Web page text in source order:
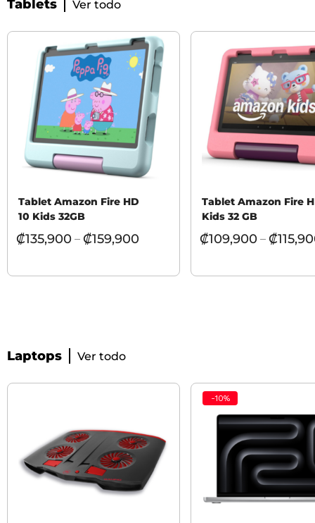
Tablets Ver todo
Tablet Amazon Fire HD
10 Kids 32GB
₡135,900 – ₡159,900
Tablet Amazon Fire
Kids 32 GB
₡109,900 –₡
Laptops Ver todo
-10%